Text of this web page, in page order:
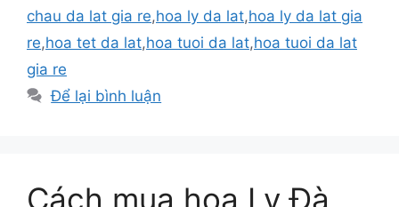
chau da lat gia re,hoa ly da lat,hoa ly da lat gia
re,hoa tet da lat,hoa tuoi da lat,hoa tuoi da lat
gia re
Để lại bình luận
Cách mua hoa Ly Đà